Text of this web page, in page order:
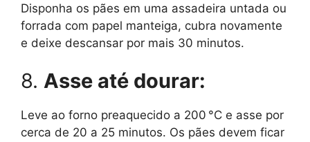
Disponha os pães em uma assadeira untada ou
forrada com papel manteiga, cubra novamente
e deixe descansar por mais 30 minutos.
8. Asse até dourar:
Leve ao forno preaquecido a 200 °C e asse por
cerca de 20 a 25 minutos. Os pães devem ficar